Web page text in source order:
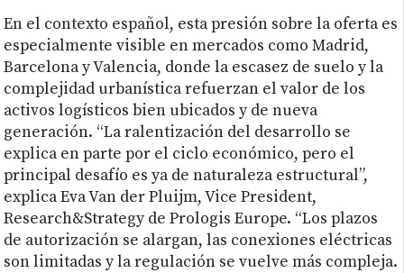
En el contexto español, esta presión sobre la oferta es
especialmente visible en mercados como Madrid,
Barcelona y Valencia, donde la escasez de suelo y la
complejidad urbanística refuerzan el valor de los
activos logísticos bien ubicados y de nueva
generación. “La ralentización del desarrollo se
explica en parte por el ciclo económico, pero el
principal desafío es ya de naturaleza estructural”,
explica Eva Van der Pluijm, Vice President,
Research&Strategy de Prologis Europe. “Los plazos
de autorización se alargan, las conexiones eléctricas
son limitadas y la regulación se vuelve más compleja.